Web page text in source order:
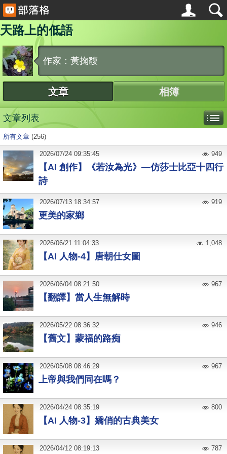
天路上的低語
作家：黃掬馥
文章 相簿
文章列表
所有文章 (256)
【AI 創作】《若汝為光》—仿莎士比亞十四行
詩
2026/07/24 09:35:45 949
更美的家鄉
2026/07/13 18:34:57 919
【AI 人物-4】唐朝仕女圖
2026/06/21 11:04:33 1,048
【翻譯】當人生無解時
2026/06/04 08:21:50 967
【舊文】蒙福的路痴
2026/05/22 08:36:32 946
上帝與我們同在嗎？
2026/05/08 08:46:29 967
【AI 人物-3】嬌俏的古典美女
2026/04/24 08:35:19 800
2026/04/12 08:19:13 787